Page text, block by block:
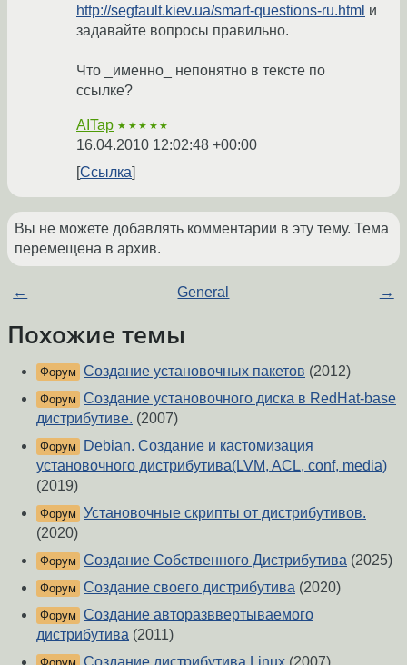
http://segfault.kiev.ua/smart-questions-ru.html и
задавайте вопросы правильно.
Что _именно_ непонятно в тексте по
ссылке?
AITap ★★★★★
16.04.2010 12:02:48 +00:00
Ссылка
Вы не можете добавлять комментарии в эту тему. Тема
перемещена в архив.
← General →
Похожие темы
Форум Создание установочных пакетов (2012)
Форум Создание установочного диска в RedHat-base
дистрибутиве. (2007)
Форум
Debian. Создание и кастомизация
установочного дистрибутива(LVM, ACL, conf, media)
(2019)
Форум Установочные скрипты от дистрибутивов.
(2020)
Форум Создание Собственного Дистрибутива (2025)
Форум Создание своего дистрибутива (2020)
Форум Создание авторазввертываемого
дистрибутива (2011)
Создание дистрибутива Linux (2007)